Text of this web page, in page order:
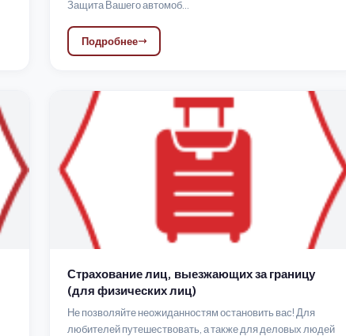
Защита Вашего автомоб...
Подробнее
Страхование лиц, выезжающих за границу
(для физических лиц)
Не позволяйте неожиданностям остановить вас! Для
любителей путешествовать, а также для деловых людей